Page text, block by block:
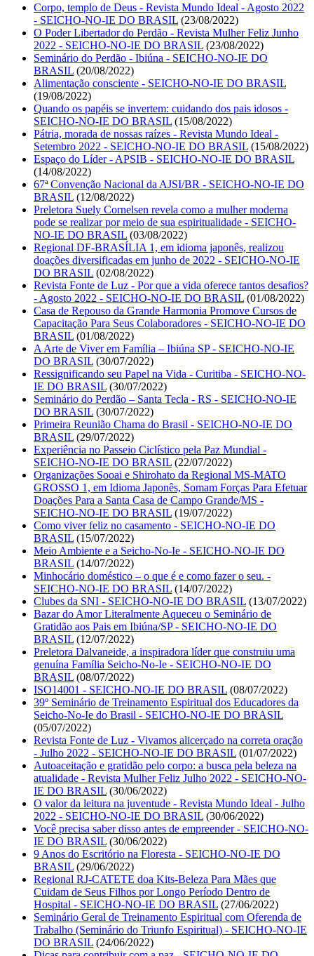
Corpo, templo de Deus - Revista Mundo Ideal - Agosto 2022
- SEICHO-NO-IE DO BRASIL (23/08/2022)
O Poder Libertador do Perdão - Revista Mulher Feliz Junho
2022 - SEICHO-NO-IE DO BRASIL (23/08/2022)
Seminário do Perdão - Ibiúna - SEICHO-NO-IE DO
BRASIL (20/08/2022)
Alimentação consciente - SEICHO-NO-IE DO BRASIL
(19/08/2022)
Quando os papéis se invertem: cuidando dos pais idosos -
SEICHO-NO-IE DO BRASIL (15/08/2022)
Pátria, morada de nossas raízes - Revista Mundo Ideal -
Setembro 2022 - SEICHO-NO-IE DO BRASIL (15/08/2022)
Espaço do Líder - APSIB - SEICHO-NO-IE DO BRASIL
(14/08/2022)
67ª Convenção Nacional da AJSI/BR - SEICHO-NO-IE DO
BRASIL (12/08/2022)
Preletora Suely Cornelsen revela como a mulher moderna
pode se realizar por meio de sua espiritualidade - SEICHO-
NO-IE DO BRASIL (03/08/2022)
Regional DF-BRASÍLIA 1, em idioma japonês, realizou
doações diversificadas em junho de 2022 - SEICHO-NO-IE
DO BRASIL (02/08/2022)
Revista Fonte de Luz - Por que a vida oferece tantos desafios?
- Agosto 2022 - SEICHO-NO-IE DO BRASIL (01/08/2022)
Casa de Repouso da Grande Harmonia Promove Cursos de
Capacitação Para Seus Colaboradores - SEICHO-NO-IE DO
BRASIL (01/08/2022)
A Arte de Viver em Família – Ibiúna SP - SEICHO-NO-IE
DO BRASIL (30/07/2022)
Ressignificando seu Papel na Vida - Curitiba - SEICHO-NO-
IE DO BRASIL (30/07/2022)
Seminário do Perdão – Santa Tecla - RS - SEICHO-NO-IE
DO BRASIL (30/07/2022)
Primeira Reunião Chama do Brasil - SEICHO-NO-IE DO
BRASIL (29/07/2022)
Experiência no Passeio Ciclístico pela Paz Mundial -
SEICHO-NO-IE DO BRASIL (22/07/2022)
Organizações Sooai e Shirohato da Regional MS-MATO
GROSSO 1, em Idioma Japonês, Somam Forças Para Efetuar
Doações Para a Santa Casa de Campo Grande/MS -
SEICHO-NO-IE DO BRASIL (19/07/2022)
Como viver feliz no casamento - SEICHO-NO-IE DO
BRASIL (15/07/2022)
Meio Ambiente e a Seicho-No-Ie - SEICHO-NO-IE DO
BRASIL (14/07/2022)
Minhocário doméstico – o que é e como fazer o seu. -
SEICHO-NO-IE DO BRASIL (14/07/2022)
Clubes da SNI - SEICHO-NO-IE DO BRASIL (13/07/2022)
Bazar do Amor Literalmente Aqueceu o Seminário de
Gratidão aos Pais em Ibiúna/SP - SEICHO-NO-IE DO
BRASIL (12/07/2022)
Preletora Dalvaneide, a inspiradora líder que construiu uma
genuína Família Seicho-No-Ie - SEICHO-NO-IE DO
BRASIL (08/07/2022)
ISO14001 - SEICHO-NO-IE DO BRASIL (08/07/2022)
39º Seminário de Treinamento Espiritual dos Educadores da
Seicho-No-Ie do Brasil - SEICHO-NO-IE DO BRASIL
(05/07/2022)
Revista Fonte de Luz - Vivamos alicerçado na correta oração
- Julho 2022 - SEICHO-NO-IE DO BRASIL (01/07/2022)
Autoaceitação e gratidão pelo corpo: a busca pela beleza na
atualidade - Revista Mulher Feliz Julho 2022 - SEICHO-NO-
IE DO BRASIL (30/06/2022)
O valor da leitura na juventude - Revista Mundo Ideal - Julho
2022 - SEICHO-NO-IE DO BRASIL (30/06/2022)
Você precisa saber disso antes de empreender - SEICHO-NO-
IE DO BRASIL (30/06/2022)
9 Anos do Escritório na Floresta - SEICHO-NO-IE DO
BRASIL (29/06/2022)
Regional RJ-CATETE doa Kits-Beleza Para Mães que
Cuidam de Seus Filhos por Longo Período Dentro de
Hospital - SEICHO-NO-IE DO BRASIL (27/06/2022)
Seminário Geral de Treinamento Espiritual com Oferenda de
Trabalho (Seminário do Triunfo Espiritual) - SEICHO-NO-IE
DO BRASIL (24/06/2022)